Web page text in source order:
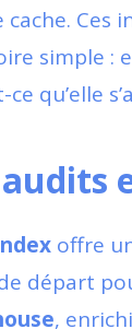
Ces
simple :
qu’elle
offre
départ
,